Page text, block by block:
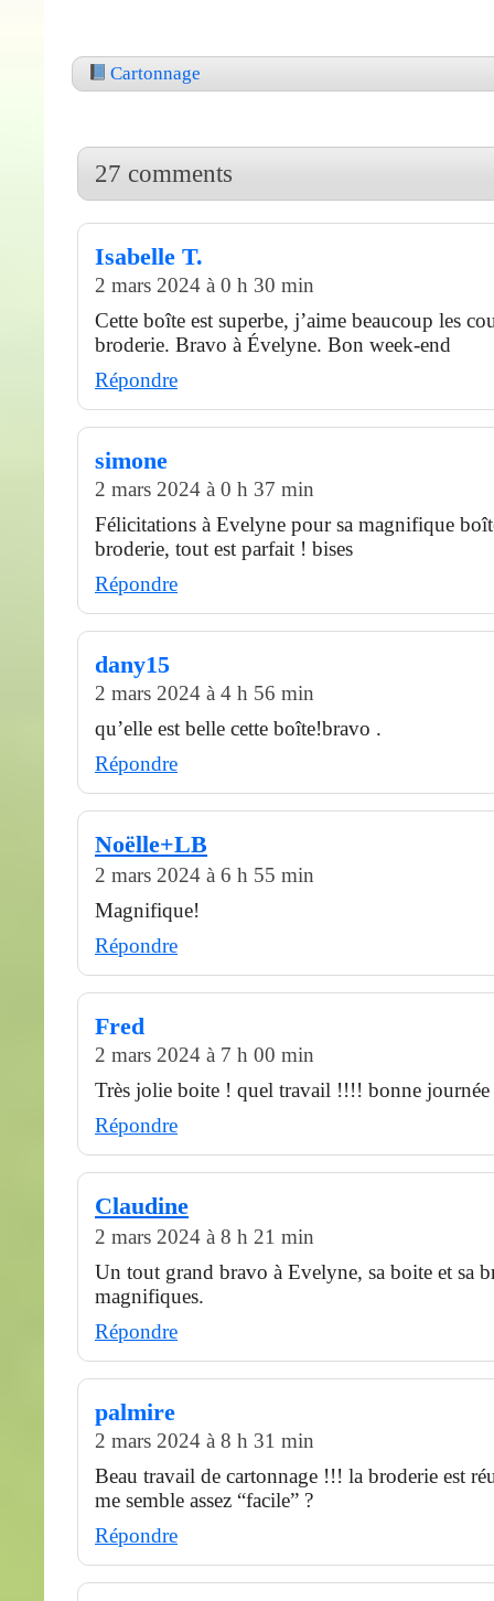
Cartonnage
27 comments
Isabelle T.
2 mars 2024 à 0 h 30 min
Cette boîte est superbe, j’aime beaucoup les
broderie. Bravo à Évelyne. Bon week-end
Répondre
simone
2 mars 2024 à 0 h 37 min
Félicitations à Evelyne pour sa magnifique
broderie, tout est parfait ! bises
Répondre
dany15
2 mars 2024 à 4 h 56 min
qu’elle est belle cette boîte!bravo .
Répondre
Noëlle+LB
2 mars 2024 à 6 h 55 min
Magnifique!
Répondre
Fred
2 mars 2024 à 7 h 00 min
Très jolie boite ! quel travail !!!! bonne journée
Répondre
Claudine
2 mars 2024 à 8 h 21 min
Un tout grand bravo à Evelyne, sa boite et sa
magnifiques.
Répondre
palmire
2 mars 2024 à 8 h 31 min
Beau travail de cartonnage !!! la broderie est
me semble assez “facile” ?
Répondre